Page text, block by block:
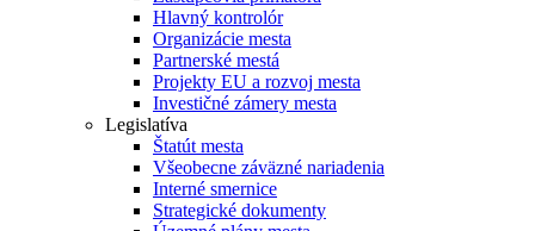
Hlavný kontrolór
Organizácie mesta
Partnerské mestá
Projekty EU a rozvoj mesta
Investičné zámery mesta
Legislatíva
Štatút mesta
Všeobecne záväzné nariadenia
Interné smernice
Strategické dokumenty